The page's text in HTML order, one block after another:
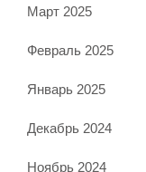
Март 2025
Февраль 2025
Январь 2025
Декабрь 2024
Ноябрь 2024